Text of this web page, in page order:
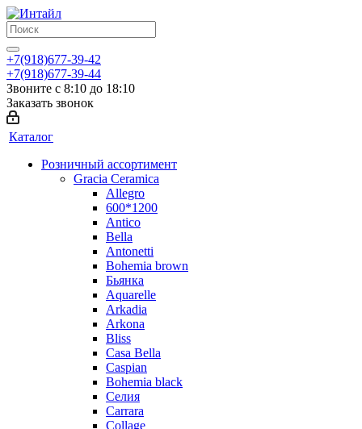
+7(918)677-39-42
+7(918)677-39-44
Звоните с 8:10 до 18:10
Заказать звонок
Каталог
Розничный ассортимент
Gracia Ceramica
Allegro
600*1200
Antico
Bella
Antonetti
Bohemia brown
Бьянка
Aquarelle
Arkadia
Arkona
Bliss
Casa Bella
Caspian
Bohemia black
Селия
Carrara
Collage